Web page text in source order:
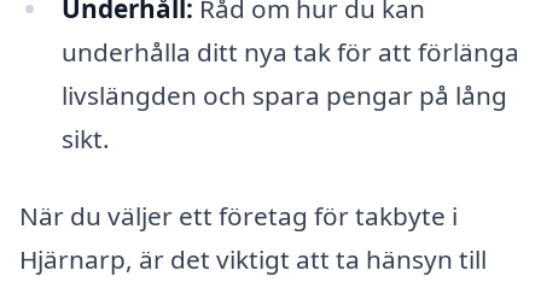
Underhåll: Råd om hur du kan
underhålla ditt nya tak för att förlänga
livslängden och spara pengar på lång
sikt.
När du väljer ett företag för takbyte i
Hjärnarp, är det viktigt att ta hänsyn till